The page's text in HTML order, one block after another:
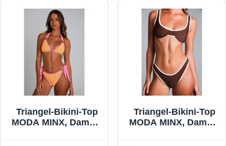
Triangel-Bikini-Top
MODA MINX, Damen,
Triangel-Bikini-Top
MODA MINX, Damen,